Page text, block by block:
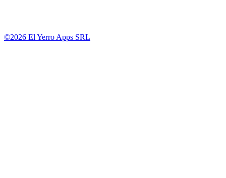
©2026 El Yerro Apps SRL